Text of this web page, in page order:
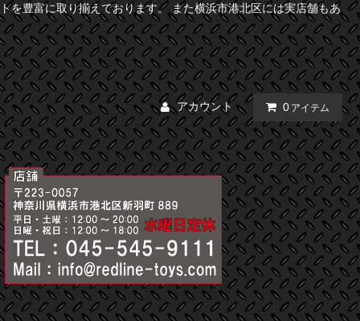
を豊富に取り揃えております。 また横浜市港北区には実店舗もあ
アカウント 0 アイテム